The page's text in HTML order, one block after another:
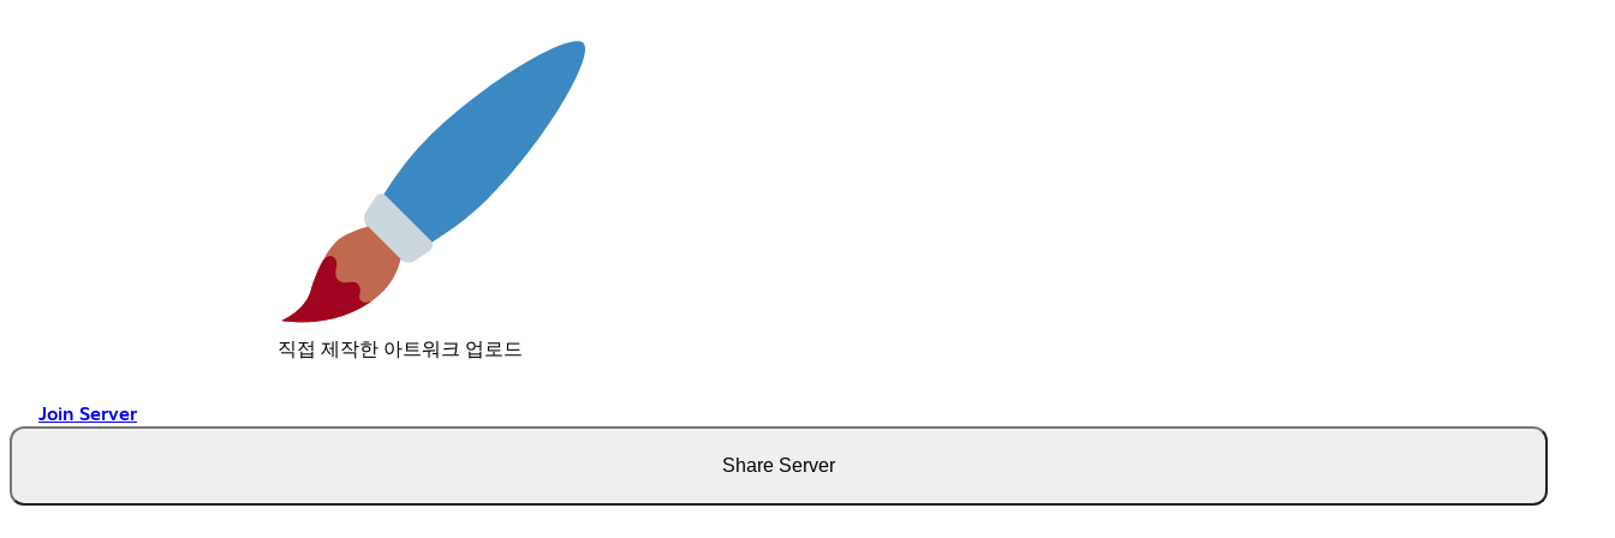
직접 제작한 아트워크 업로드
Join Server
Share Server